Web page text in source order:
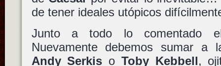
de tener ideales utópicos
Junto a todo lo comentado el
Nuevamente debemos sumar a
Andy Serkis o Toby Kebbell,